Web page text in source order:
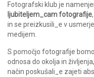
Fotografski klub je
ljubiteljem_cam fotografije
in se preizkusili_e v
medijem.
S pomočjo fotografije
odnosa do okolja in
način poskušali_e zajeti